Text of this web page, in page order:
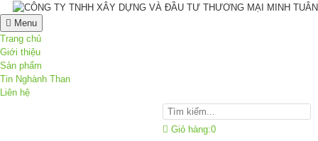
Menu
Trang chủ
Giới thiệu
Sản phẩm
Tin Nghành Than
Liên hệ
Giỏ hàng:0